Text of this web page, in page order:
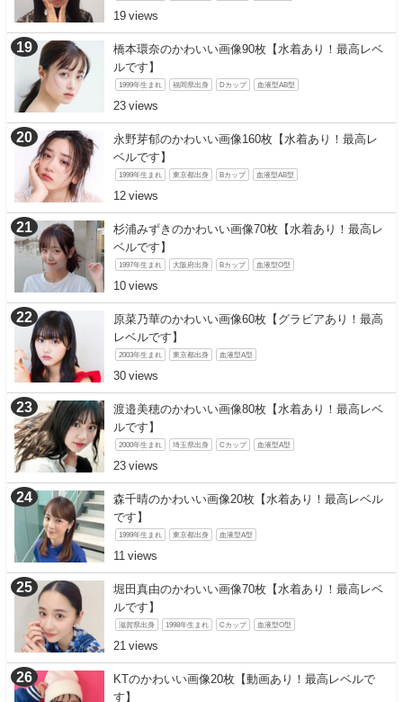
19
橋本環奈のかわいい画像90枚【水着あり！最高レベ
ルです】
1999年生まれ 福岡県出身 Dカップ 血液型AB型
23
永野芽郁のかわいい画像160枚【水着あり！最高レ
ベルです】
1999年生まれ 東京都出身 Bカップ 血液型AB型
12
杉浦みずきのかわいい画像70枚【水着あり！最高レ
ベルです】
1997年生まれ 大阪府出身 Bカップ 血液型O型
10
原菜乃華のかわいい画像60枚【グラビアあり！最高
レベルです】
2003年生まれ 東京都出身 血液型A型
30
渡邉美穂のかわいい画像80枚【水着あり！最高レベ
ルです】
2000年生まれ 埼玉県出身 Cカップ 血液型A型
23
森千晴のかわいい画像20枚【水着あり！最高レベル
です】
1999年生まれ 東京都出身 血液型A型
11
堀田真由のかわいい画像70枚【水着あり！最高レベ
ルです】
滋賀県出身 1998年生まれ Cカップ 血液型O型
21
KTのかわいい画像20枚【動画あり！最高レベルで
す】